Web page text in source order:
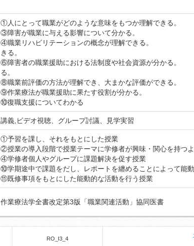
①人にとって職業がどのような意味をも
③障害が職業に与える影響について分かる。
④職業リハビリテーションの概念が理
きる。
⑥障害者の職業援助における法制度や
る。
⑧職業前評価の方法が理解でき、大まかな評価ができる。
⑨作業療法が職業援助に果たす役割が分かる。
⑩復職支援についてわかる
講義,ビデオ視聴、グループ討議、見学実習
①予習を課し、それをもとにした授業
②授業の導入段階で授業テーマに学修者が興味・関心を持つ
④学修者個人やグループに課題解決を促す授業
⑩学期途中で課題をだし、レポートを纏めることによって能
⑪既修事項をもとにした能動的な活動を行う授業
作業療法学全書改定第3版「職業関連活動」協同医書
RO_I3_4